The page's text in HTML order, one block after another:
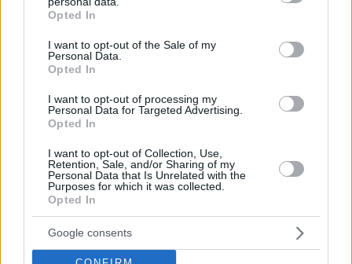
grant or deny consent to Google and its third-party tags to
use your data for below specified purposes in below Google
consent section.
Opted In
I want to opt-out of the Sale of my
Personal Data.
Opted In
I want to opt-out of processing my
Personal Data for Targeted Advertising.
Opted In
I want to opt-out of Collection, Use,
Retention, Sale, and/or Sharing of my
Personal Data that Is Unrelated with the
Purposes for which it was collected.
Opted In
Google consents
Το «σκουλήκι του διαβόλου» που ζει 1,3 χιλιόμετρα
κάτω από τη Γη και αλλάζει όσα γνωρίζαμε για τη
ζωή: «Οι άνθρωποι δεν κυβερνάμε τον κόσμο»
08.08.2026, 08:57